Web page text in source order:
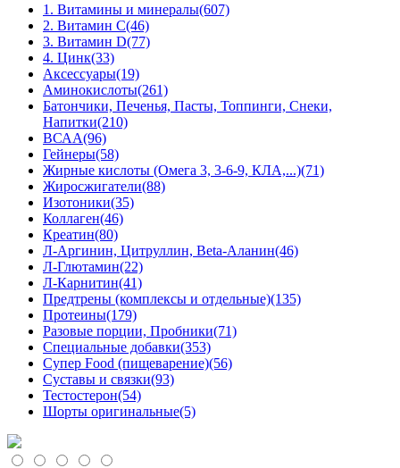
1. Витамины и минералы(607)
2. Витамин С(46)
3. Витамин D(77)
4. Цинк(33)
Аксессуары(19)
Аминокислоты(261)
Батончики, Печенья, Пасты, Топпинги, Снеки,
Напитки(210)
ВСАА(96)
Гейнеры(58)
Жирные кислоты (Омега 3, 3-6-9, КЛА,...)(71)
Жиросжигатели(88)
Изотоники(35)
Коллаген(46)
Креатин(80)
Л-Аргинин, Цитруллин, Beta-Аланин(46)
Л-Глютамин(22)
Л-Карнитин(41)
Предтрены (комплексы и отдельные)(135)
Протеины(179)
Разовые порции, Пробники(71)
Специальные добавки(353)
Супер Food (пищеварение)(56)
Суставы и связки(93)
Тестостерон(54)
Шорты оригинальные(5)